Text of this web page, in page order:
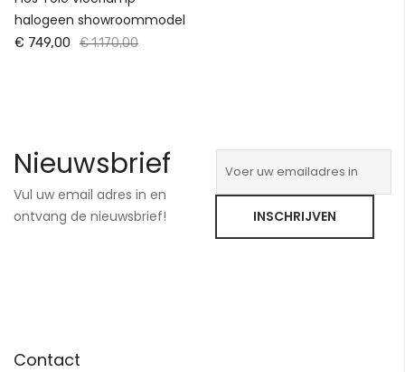
halogeen showroommodel
€ 749,00 € 1.170,00
Nieuwsbrief
Vul uw email adres in en
ontvang de nieuwsbrief!
INSCHRIJVEN
Contact